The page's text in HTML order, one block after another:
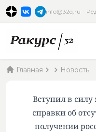
info@32q.ru
Главная Новость
Вступил в
справки об
получении